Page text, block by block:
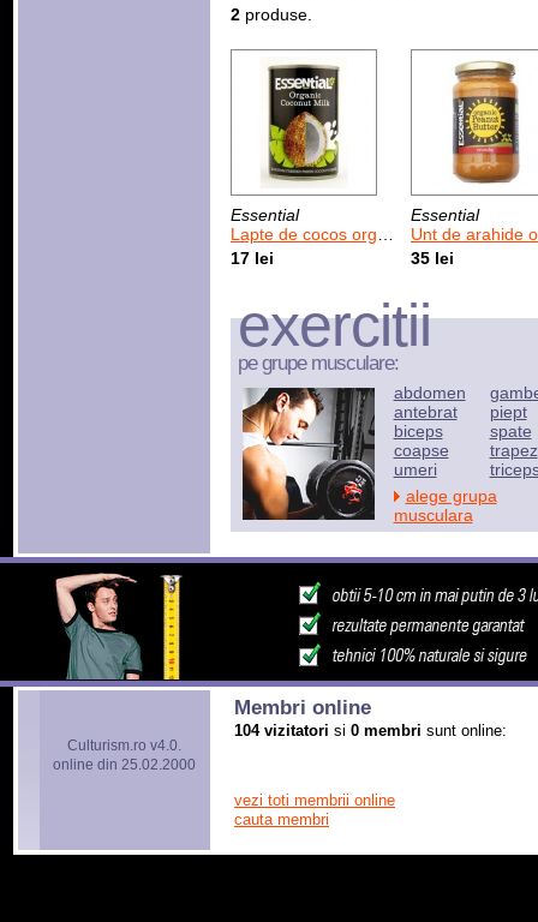
2produse.
Essential
Lapte de cocos organic 400 ml
17 lei
Essential
Unt de arahide organic
35 lei
exercitii
pe grupe musculare:
abdomen
antebrat
biceps
coapse
umeri
piept
spate
trapez
alege grupa
musculara
Culturism.ro v4.0.
online din 25.02.2000
Membri online
104 vizitatori si 0 membri sunt online:
vezi toti membrii online
cauta membri